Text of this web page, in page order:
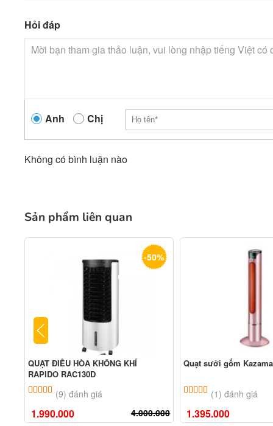
Hỏi đáp
Anh Chị
Không có bình luận nào
Sản phẩm liên quan
-50%
QUẠT ĐIỀU HÒA KHÔNG KHÍ
RAPIDO RAC130D
5.00 trên 5 dựa trên
(9) đánh giá
1.990.000 4.000.000
Quạt sưởi gốm
5.00 trên 5 dựa
(1) đánh giá
1.395.000